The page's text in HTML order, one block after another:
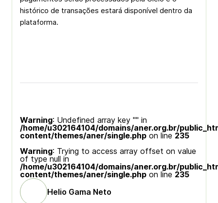
histórico de transações estará disponível dentro da
plataforma.
Warning: Undefined array key "" in
/home/u302164104/domains/aner.org.br/
content/themes/aner/single.php on line 235
Warning: Trying to access array offset on value
of type null in
/home/u302164104/domains/aner.org.br/
content/themes/aner/single.php on line 235
Helio Gama Neto